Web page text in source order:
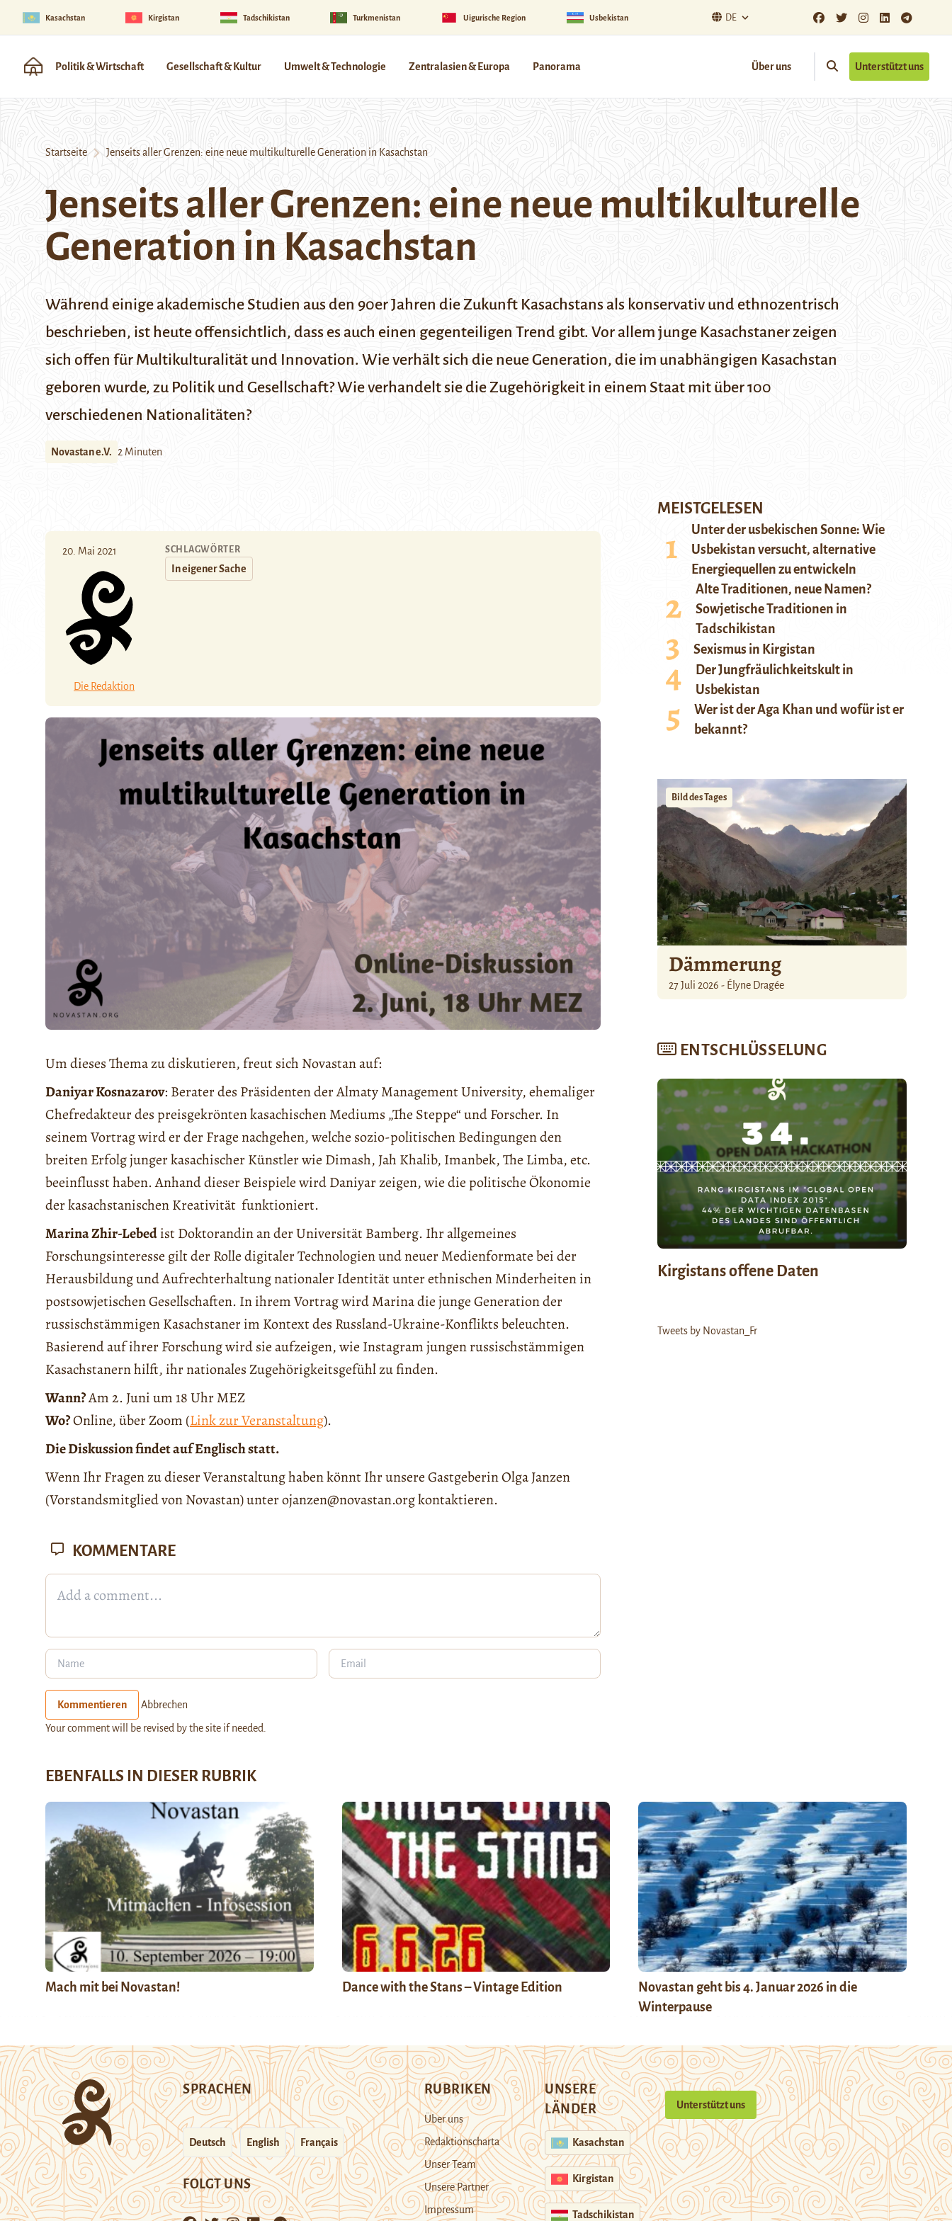
Kasachstan Kirgistan Tadschikistan Turkmenistan Uigurische Region Usbekistan DE
Politik & Wirtschaft Gesellschaft & Kultur Umwelt & Technologie Zentralasien & Europa Panorama Über uns Unterstützt uns
Startseite Jenseits aller Grenzen: eine neue multikulturelle Generation in Kasachstan
Jenseits aller Grenzen: eine neue multikulturelle
Generation in Kasachstan
Während einige akademische Studien aus den 90er Jahren die Zukunft Kasachstans als konservativ und ethnozentrisch
beschrieben, ist heute offensichtlich, dass es auch einen gegenteiligen Trend gibt. Vor allem junge Kasachstaner zeigen
sich offen für Multikulturalität und Innovation. Wie verhält sich die neue Generation, die im unabhängigen Kasachstan
geboren wurde, zu Politik und Gesellschaft? Wie verhandelt sie die Zugehörigkeit in einem Staat mit über 100
verschiedenen Nationalitäten?
Novastan e.V. 2 Minuten
20. Mai 2021
Die Redaktion
SCHLAGWÖRTER
In eigener Sache
Um dieses Thema zu diskutieren, freut sich Novastan auf:
Daniyar Kosnazarov: Berater des Präsidenten der Almaty Management University, ehemaliger
Chefredakteur des preisgekrönten kasachischen Mediums „The Steppe“ und Forscher. In
seinem Vortrag wird er der Frage nachgehen, welche sozio-politischen Bedingungen den
breiten Erfolg junger kasachischer Künstler wie Dimash, Jah Khalib, Imanbek, The Limba, etc.
beeinflusst haben. Anhand dieser Beispiele wird Daniyar zeigen, wie die politische Ökonomie
der kasachstanischen Kreativität funktioniert.
Marina Zhir-Lebedist Doktorandin an der Universität Bamberg. Ihr allgemeines
Forschungsinteresse gilt der Rolle digitaler Technologien und neuer Medienformate bei der
Herausbildung und Aufrechterhaltung nationaler Identität unter ethnischen Minderheiten in
postsowjetischen Gesellschaften. In ihrem Vortrag wird Marina die junge Generation der
russischstämmigen Kasachstaner im Kontext des Russland-Ukraine-Konflikts beleuchten.
Basierend auf ihrer Forschung wird sie aufzeigen, wie Instagram jungen russischstämmigen
Kasachstanern hilft, ihr nationales Zugehörigkeitsgefühl zu finden.
Wann?Am 2. Juni um 18 Uhr MEZ
Wo?Online, über Zoom (Link zur Veranstaltung).
Die Diskussion findet auf Englisch statt.
Wenn Ihr Fragen zu dieser Veranstaltung haben könnt Ihr unsere Gastgeberin Olga Janzen
(Vorstandsmitglied von Novastan) unter ojanzen@novastan.org kontaktieren.
MEISTGELESEN
Unter der usbekischen Sonne: Wie
Usbekistan versucht, alternative
Energiequellen zu entwickeln
Alte Traditionen, neue Namen?
Sowjetische Traditionen in
Tadschikistan
Sexismus in Kirgistan
Der Jungfräulichkeitskult in
Usbekistan
Wer ist der Aga Khan und wofür ist er
bekannt?
Bild des Tages
Dämmerung
27 Juli 2026 - Élyne Dragée
ENTSCHLÜSSELUNG
Kirgistans offene Daten
Tweets by Novastan_Fr
KOMMENTARE
Kommentieren Abbrechen
Your comment will be revised by the site if needed.
EBENFALLS IN DIESER RUBRIK
Mach mit bei Novastan! Dance with the Stans – Vintage Edition
Novastan geht bis 4. Januar 2026 in die
Winterpause
SPRACHEN
Deutsch English Français
FOLGT UNS
RUBRIKEN
Über uns
Redaktionscharta
Unser Team
Unsere Partner
Impressum
UNSERE
LÄNDER
Kasachstan
Kirgistan
Tadschikistan
Unterstützt uns